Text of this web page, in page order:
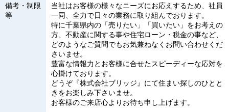
備考・制限
等
当社はお客様の様々なニーズにお応えするため、社員
一同、全力で日々の業務に取り組んでおります。
特に千葉県内の「売りたい」「買いたい」をお考えの
方、不動産に関する事や住宅ローン・税金の事など、
どのようなご質問でもお気兼ねなくお問い合わせくだ
さいませ。
豊富な情報力とお客様に合せたスピーディーな応対を
心掛けております。
どうぞ『株式会社ブリッジ』にて住まい探しのひとと
きをお楽しみ下さいませ。
お客様のご来店心よりお待ち申し上げます。